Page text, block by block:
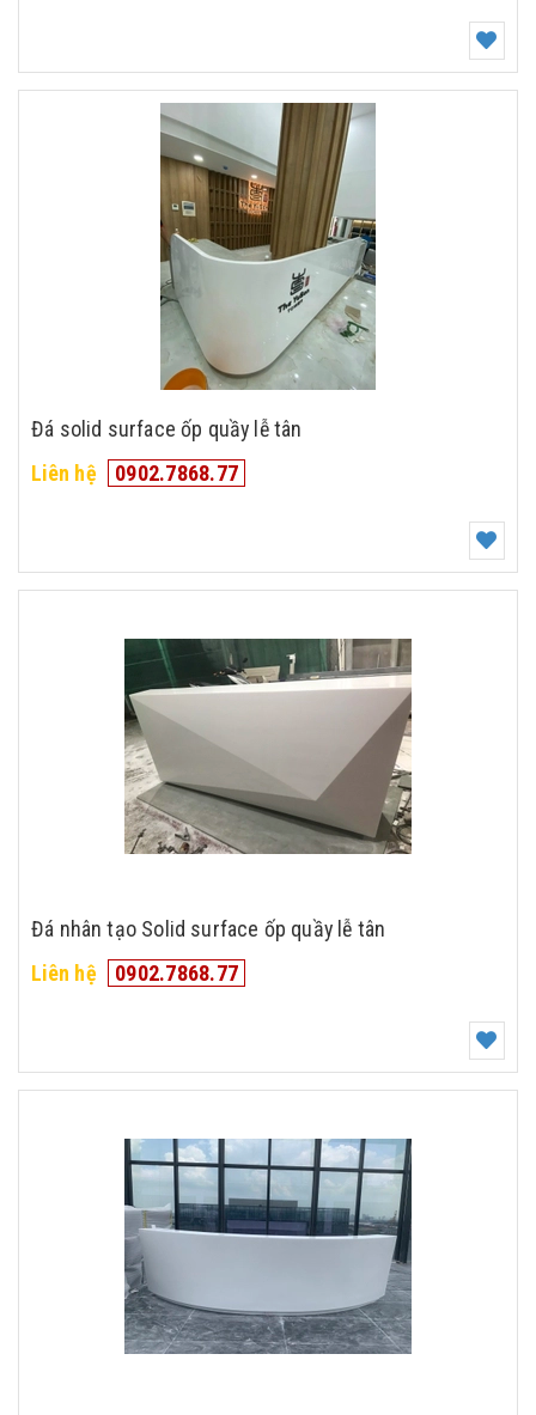
Đá solid surface ốp quầy lễ tân
Liên hệ
0902.7868.77
Đá nhân tạo Solid surface ốp quầy lễ tân
Liên hệ
0902.7868.77